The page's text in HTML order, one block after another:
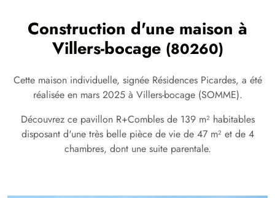
Construction d'une maison à
Villers-bocage (80260)
Cette maison individuelle, signée Résidences Picardes, a été
réalisée en mars 2025 à Villers-bocage (SOMME).
Découvrez ce pavillon R+Combles de 139 m² habitables
disposant d'une très belle pièce de vie de 47 m² et de 4
chambres, dont une suite parentale.